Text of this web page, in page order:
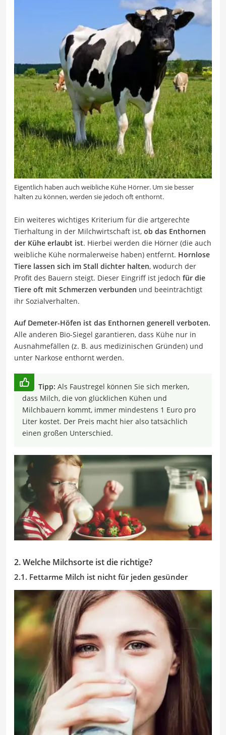
Eigentlich haben auch weibliche Kühe Hörner. Um sie besser
halten zu können, werden sie jedoch oft enthornt.
Ein weiteres wichtiges Kriterium für die artgerechte
Tierhaltung in der Milchwirtschaft ist, ob das Enthornen
der Kühe erlaubt ist. Hierbei werden die Hörner (die auch
weibliche Kühe normalerweise haben) entfernt. Hornlose
Tiere lassen sich im Stall dichter halten, wodurch der
Profit des Bauern steigt. Dieser Eingriff ist jedoch für die
Tiere oft mit Schmerzen verbunden und beeinträchtigt
ihr Sozialverhalten.
Auf Demeter-Höfen ist das Enthornen generell verboten.
Alle anderen Bio-Siegel garantieren, dass Kühe nur in
Ausnahmefällen (z. B. aus medizinischen Gründen) und
unter Narkose enthornt werden.
Tipp: Als Faustregel können Sie sich merken,
dass Milch, die von glücklichen Kühen und
Milchbauern kommt, immer mindestens 1 Euro pro
Liter kostet. Der Preis macht hier also tatsächlich
einen großen Unterschied.
2. Welche Milchsorte ist die richtige?
2.1. Fettarme Milch ist nicht für jeden gesünder